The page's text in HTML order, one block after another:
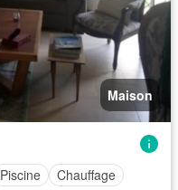
Maison
Piscine Chauffage